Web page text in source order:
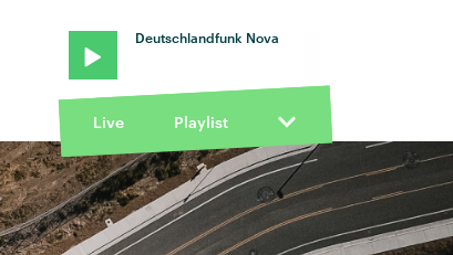
Deutschlandfunk Nova
Live Playlist